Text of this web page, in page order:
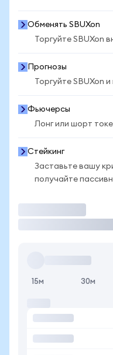
Обменять SBUXon
Торгуйте SBUXon
Прогнозы
Торгуйте SBUXon
Фьючерсы
Лонг или шорт
Стейкинг
Заставьте вашу
получайте
15м 30м